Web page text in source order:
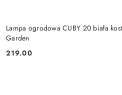
Lampa ogrodowa CUBY 20 biała
Garden
Cena:
219.00